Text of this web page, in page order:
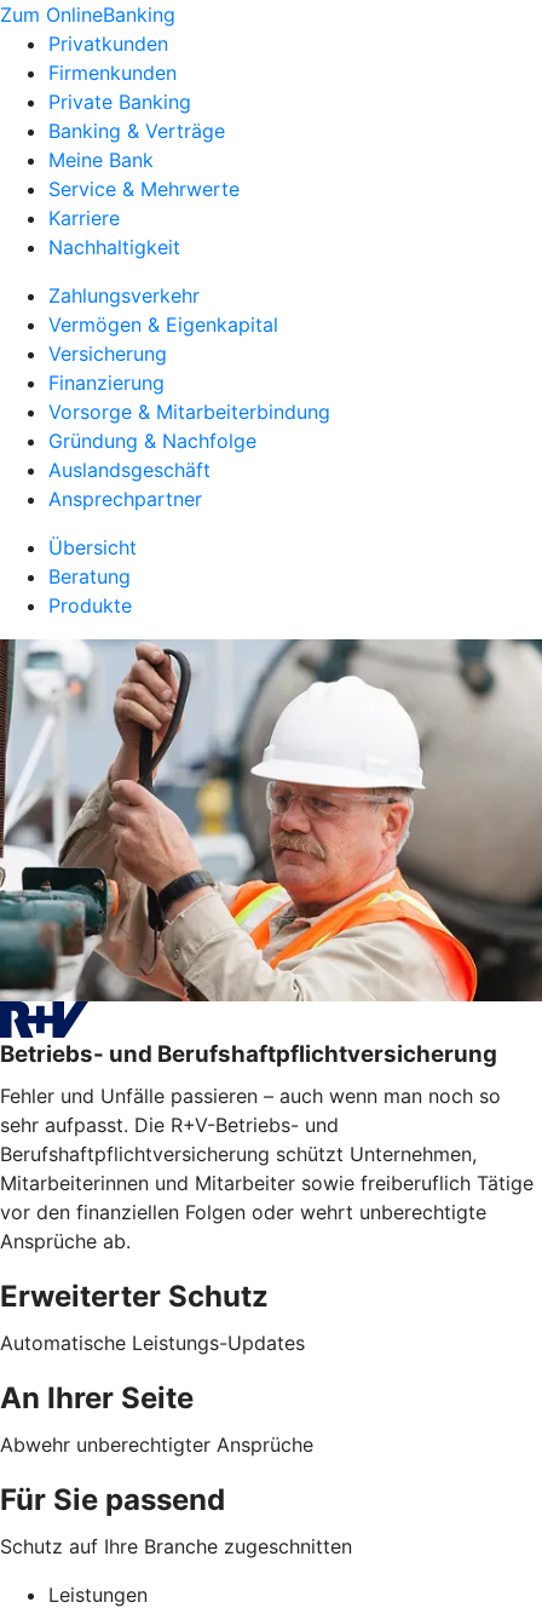
Zum OnlineBanking
Privatkunden
Firmenkunden
Private Banking
Banking & Verträge
Meine Bank
Service & Mehrwerte
Karriere
Nachhaltigkeit
Zahlungsverkehr
Vermögen & Eigenkapital
Versicherung
Finanzierung
Vorsorge & Mitarbeiterbindung
Gründung & Nachfolge
Auslandsgeschäft
Ansprechpartner
Übersicht
Beratung
Produkte
Betriebs- und Berufshaftpflichtversicherung
Fehler und Unfälle passieren – auch wenn man noch so
sehr aufpasst. Die R+V-Betriebs- und
Berufshaftpflichtversicherung schützt Unternehmen,
Mitarbeiterinnen und Mitarbeiter sowie freiberuflich Tätige
vor den finanziellen Folgen oder wehrt unberechtigte
Ansprüche ab.
Erweiterter Schutz
Automatische Leistungs-Updates
An Ihrer Seite
Abwehr unberechtigter Ansprüche
Für Sie passend
Schutz auf Ihre Branche zugeschnitten
Leistungen